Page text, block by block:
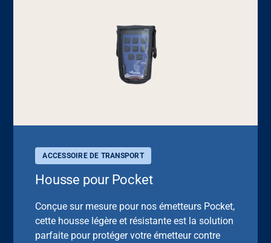
ACCESSOIRE DE TRANSPORT
Housse pour Pocket
Conçue sur mesure pour nos émetteurs Pocket,
cette housse légère et résistante est la solution
parfaite pour protéger votre émetteur contre